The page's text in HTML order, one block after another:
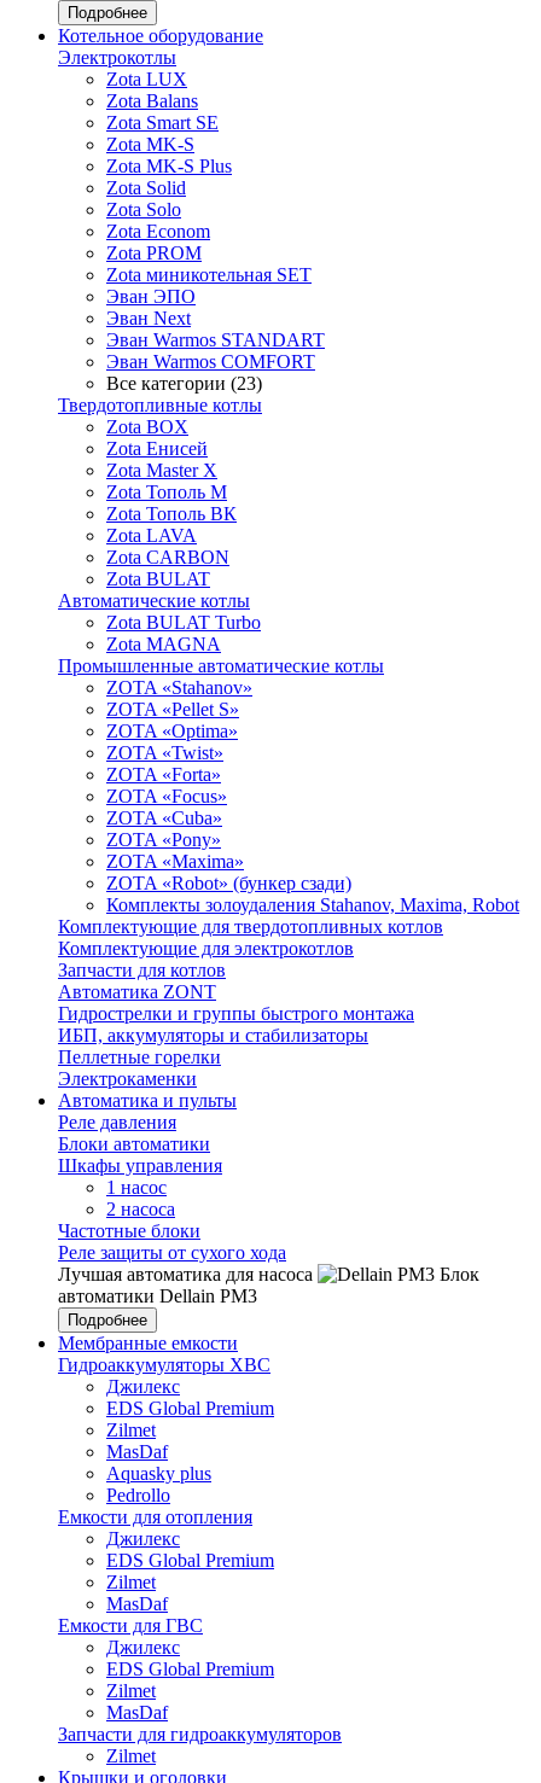
Подробнее
Котельное оборудование
Электрокотлы
Zota LUX
Zota Balans
Zota Smart SE
Zota MK-S
Zota MK-S Plus
Zota Solid
Zota Solo
Zota Econom
Zota PROM
Zota миникотельная SET
Эван ЭПО
Эван Next
Эван Warmos STANDART
Эван Warmos COMFORT
Все категории (23)
Твердотопливные котлы
Zota BOX
Zota Енисей
Zota Master X
Zota Тополь М
Zota Тополь ВК
Zota LAVA
Zota CARBON
Zota BULAT
Автоматические котлы
Zota BULAT Turbo
Zota MAGNA
Промышленные автоматические котлы
ZOTA «Stahanov»
ZOTA «Pellet S»
ZOTA «Optima»
ZOTA «Twist»
ZOTA «Forta»
ZOTA «Focus»
ZOTA «Cuba»
ZOTA «Pony»
ZOTA «Maxima»
ZOTA «Robot» (бункер сзади)
Комплекты золоудаления Stahanov, Maxima, Robot
Комплектующие для твердотопливных котлов
Комплектующие для электрокотлов
Запчасти для котлов
Автоматика ZONT
Гидрострелки и группы быстрого монтажа
ИБП, аккумуляторы и стабилизаторы
Пеллетные горелки
Электрокаменки
Автоматика и пульты
Реле давления
Блоки автоматики
Шкафы управления
1 насос
2 насоса
Частотные блоки
Реле защиты от сухого хода
Лучшая автоматика для насоса
Блок
автоматики Dellain PM3
Подробнее
Мембранные емкости
Гидроаккумуляторы ХВС
Джилекс
EDS Global Premium
Zilmet
MasDaf
Aquasky plus
Pedrollo
Емкости для отопления
Джилекс
EDS Global Premium
Zilmet
MasDaf
Емкости для ГВС
Джилекс
EDS Global Premium
Zilmet
MasDaf
Запчасти для гидроаккумуляторов
Zilmet
Крышки и оголовки